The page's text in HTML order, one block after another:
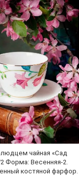
чайная «Сад
Форма: Весенняя-2.
костяной фарфор.